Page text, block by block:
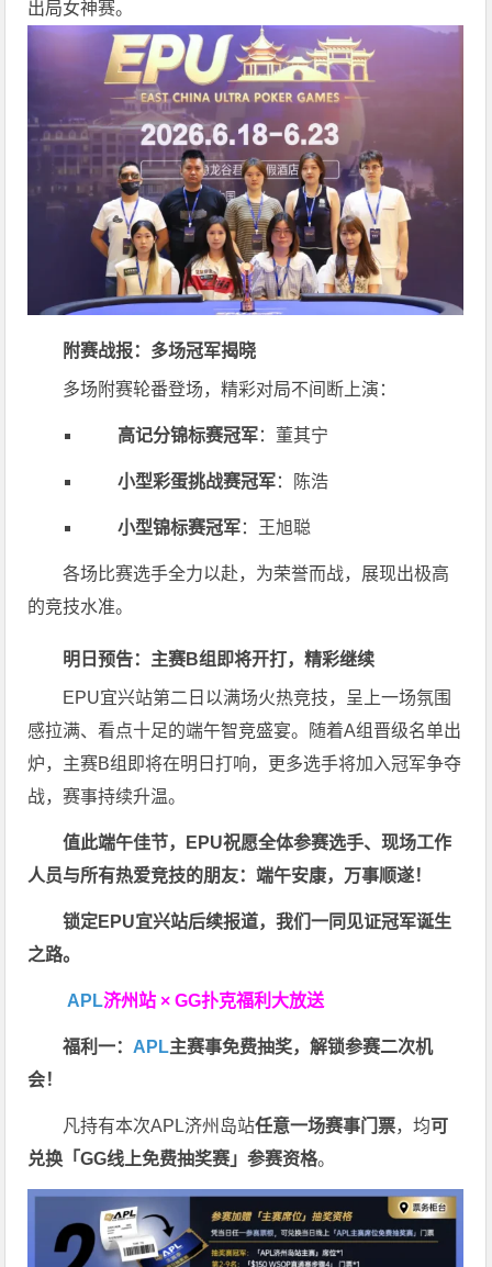
出局女神赛。
附赛战报：多场冠军揭晓
多场附赛轮番登场，精彩对局不间断上演：
高记分锦标赛冠军：董其宁
小型彩蛋挑战赛冠军：陈浩
小型锦标赛冠军：王旭聪
各场比赛选手全力以赴，为荣誉而战，展现出极高
的竞技水准。
明日预告：主赛B组即将开打，精彩继续
EPU宜兴站第二日以满场火热竞技，呈上一场氛围
感拉满、看点十足的端午智竞盛宴。随着A组晋级名单出
炉，主赛B组即将在明日打响，更多选手将加入冠军争夺
战，赛事持续升温。
值此端午佳节，EPU祝愿全体参赛选手、现场工作
人员与所有热爱竞技的朋友：端午安康，万事顺遂！
锁定EPU宜兴站后续报道，我们一同见证冠军诞生
之路。
APL济州站 × GG扑克福利大放送
福利一： APL主赛事免费抽奖，解锁参赛二次机
会！
凡持有本次APL济州岛站任意一场赛事门票，均可
兑换「GG线上免费抽奖赛」参赛资格。